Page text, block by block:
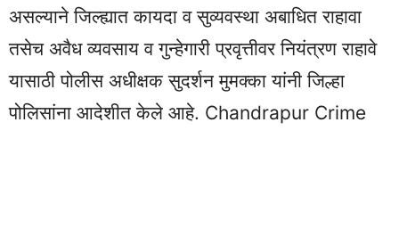
असल्याने जिल्ह्यात कायदा व सुव्यवस्था अबाधित राहावा
तसेच अवैध व्यवसाय व गुन्हेगारी प्रवृत्तीवर नियंत्रण राहावे
यासाठी पोलीस अधीक्षक सुदर्शन मुमक्का यांनी जिल्हा
पोलिसांना आदेशीत केले आहे. Chandrapur Crime